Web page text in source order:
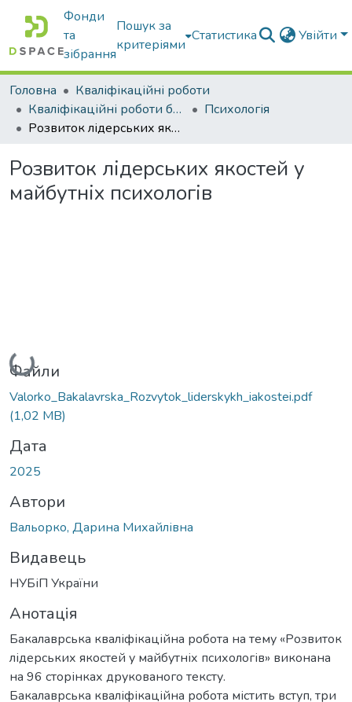
Фонди
та
зібрання
Пошук за
критеріями
Статистика Увійти
Головна
Кваліфікаційні роботи
Кваліфікаційні роботи бакалаврів
Психологія
Розвиток лідерських якостей у майбутніх психологів
Розвиток лідерських якостей у
майбутніх психологів
Вантажиться...
Файли
Valorko_Bakalavrska_Rozvytok_liderskykh_iakostei.pdf
(1,02 MB)
Дата
2025
Автори
Вальорко, Дарина Михайлівна
Видавець
НУБіП України
Анотація
Бакалаврська кваліфікаційна робота на тему «Розвиток
лідерських якостей у майбутніх психологів» виконана
на 96 сторінках друкованого тексту.
Бакалаврська кваліфікаційна робота містить вступ, три